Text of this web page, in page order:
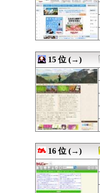
08/09 19:55
08/09 19:53
08/09 19:53
08/09 19:50
08/09 19:50
08/09 19:48
15 位 (→)
16 位 (→)